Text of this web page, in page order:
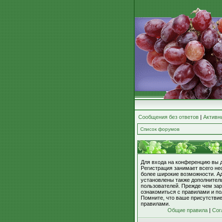
Сообщения без ответов |
Список форумов
Для входа на конференцию вы
Регистрация занимает всего
более широкие возможности.
установлены также
пользователей. Прежде чем
ознакомиться с правилами и
Помните, что ваше
правилами.
Общие правила |